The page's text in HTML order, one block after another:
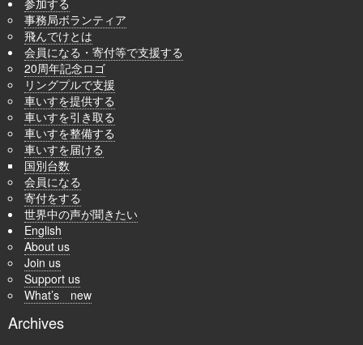
事務局ボランティア
飛んでけとは
会員になる・寄付等で支援する
20周年記念ロゴ
リングプルで支援
車いすを提供する
車いすを引き取る
車いすを整備する
車いすを届ける
国別台数
会員になる
寄付をする
世界中の声が聞きたい
English
About us
Join us
Support us
What’s new
Archives